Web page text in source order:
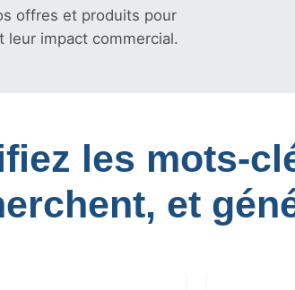
offres et produits pour
leur impact commercial.
les mots-
et